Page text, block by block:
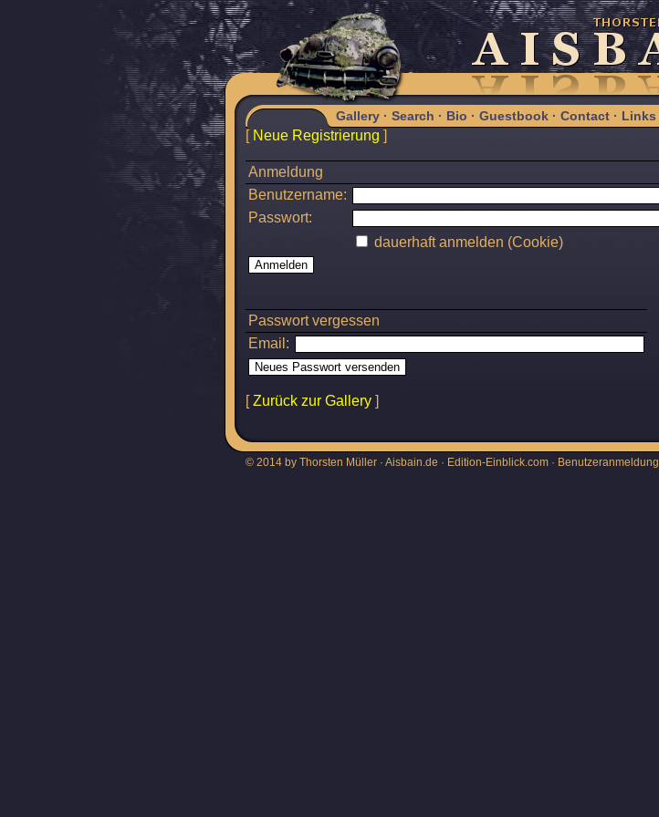
Gallery · Search · Bio · Guestbook · Contact · Links
[ Neue Registrierung ]
Anmeldung
Benutzername:
Passwort:
dauerhaft anmelden (Cookie)
Passwort vergessen
Email:
[Zurück zur Gallery ]
© 2014 by Thorsten Müller · Aisbain.de · Edition-Einblick.com · Benutzeranmeldung